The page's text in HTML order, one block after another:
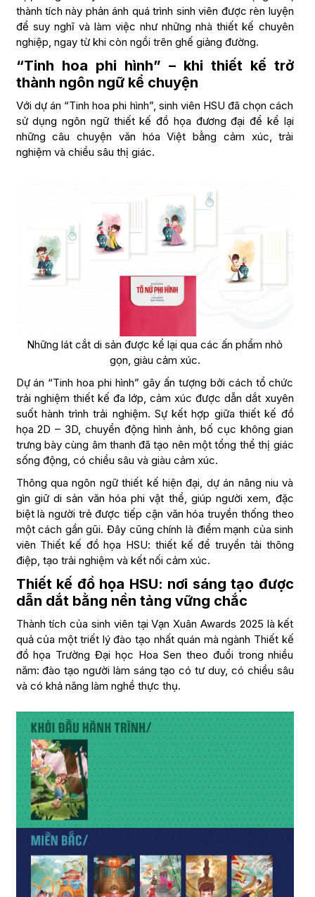
thành tích này phản ánh quá trình sinh viên được rèn luyện
để suy nghĩ và làm việc như những nhà thiết kế chuyên
nghiệp, ngay từ khi còn ngồi trên ghế giảng đường.
“Tinh hoa phi hình” – khi thiết kế trở
thành ngôn ngữ kể chuyện
Với dự án “Tinh hoa phi hình”, sinh viên HSU đã chọn cách
sử dụng ngôn ngữ thiết kế đồ họa đương đại để kể lại
những câu chuyện văn hóa Việt bằng cảm xúc, trải
nghiệm và chiều sâu thị giác.
Những lát cắt di sản được kể lại qua các ấn phẩm nhỏ
gọn, giàu cảm xúc.
Dự án “Tinh hoa phi hình” gây ấn tượng bởi cách tổ chức
trải nghiệm thiết kế đa lớp, cảm xúc được dẫn dắt xuyên
suốt hành trình trải nghiệm. Sự kết hợp giữa thiết kế đồ
họa 2D – 3D, chuyển động hình ảnh, bố cục không gian
trưng bày cùng âm thanh đã tạo nên một tổng thể thị giác
sống động, có chiều sâu và giàu cảm xúc.
Thông qua ngôn ngữ thiết kế hiện đại, dự án nâng niu và
gìn giữ di sản văn hóa phi vật thể, giúp người xem, đặc
biệt là người trẻ được tiếp cận văn hóa truyền thống theo
một cách gần gũi. Đây cũng chính là điểm mạnh của sinh
viên Thiết kế đồ họa HSU: thiết kế để truyền tải thông
điệp, tạo trải nghiệm và kết nối cảm xúc.
Thiết kế đồ họa HSU: nơi sáng tạo được
dẫn dắt bằng nền tảng vững chắc
Thành tích của sinh viên tại Vạn Xuân Awards 2025 là kết
quả của một triết lý đào tạo nhất quán mà ngành Thiết kế
đồ họa Trường Đại học Hoa Sen theo đuổi trong nhiều
năm: đào tạo người làm sáng tạo có tư duy, có chiều sâu
và có khả năng làm nghề thực thụ.